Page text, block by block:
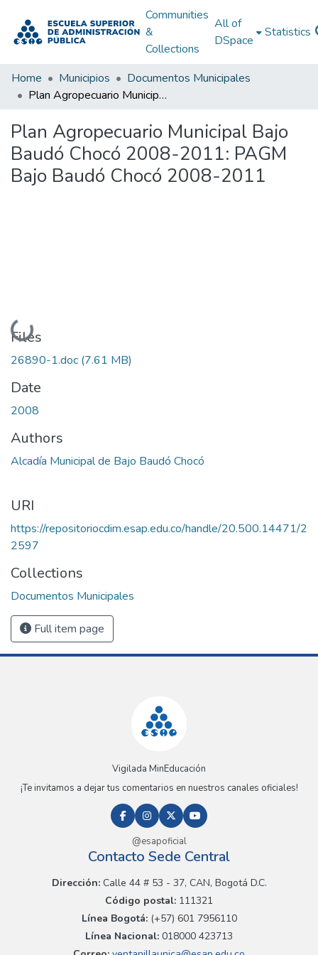
Communities
&
Collections
All of
DSpace
Statistics
Home Municipios
Documentos Municipales
Plan Agropecuario Municipal Bajo Baudó Chocó 2008-2011: PAGM Bajo Baudó Chocó 2008-2011
Plan Agropecuario Municipal Bajo
Baudó Chocó 2008-2011: PAGM
Bajo Baudó Chocó 2008-2011
Loading...
Files
26890-1.doc (7.61 MB)
Date
2008
Authors
Alcadía Municipal de Bajo Baudó Chocó
URI
https://repositoriocdim.esap.edu.co/handle/20.500.14471/2
2597
Collections
Documentos Municipales
Full item page
Vigilada MinEducación
¡Te invitamos a dejar tus comentarios en nuestros canales oficiales!
@esapoficial
Contacto Sede Central
Dirección:Calle 44 # 53 - 37, CAN, Bogotá D.C.
Código postal: 111321
Línea Bogotá:(+57) 601 7956110
Línea Nacional: 018000 423713